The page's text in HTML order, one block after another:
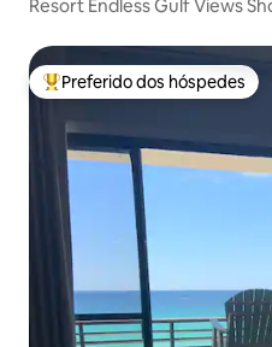
Resort Endless Gulf Views
Entre os melhores preferidos
Preferido dos hóspedes